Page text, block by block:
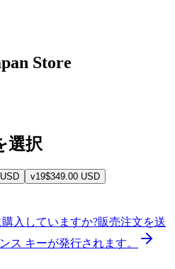
Store
選択
USD v19$349.00 USD
購入していますか?販売注文を送
ス キーが発行されます。